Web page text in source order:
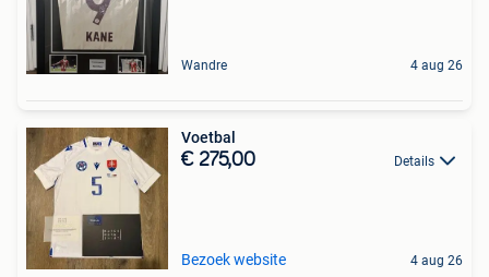
Wandre 4 aug 26
Voetbal
€ 275,00 Details
Bezoek website 4 aug 26